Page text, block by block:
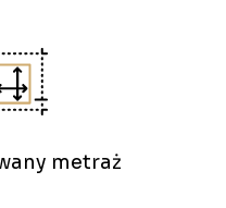
metraż